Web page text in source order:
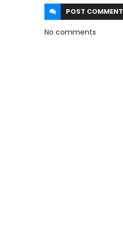
POST COMMENT
No comments